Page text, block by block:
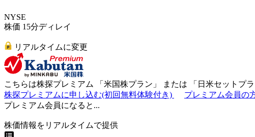
NYSE
株価 15分ディレイ
リアルタイムに変更
こちらは株探プレミアム 「 米国株プラン 」 または 「 日米セットプ
株探プレミアムに申し込む(初回無料体験付き)
プレミアム会員の
プレミアム会員になると...
株価情報をリアルタイムで提供